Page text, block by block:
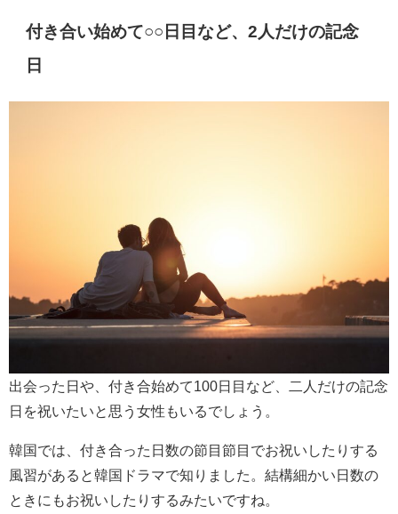
付き合い始めて○○日目など、2人だけの記念
日
出会った日や、付き合始めて100日目など、二人だけの記念
日を祝いたいと思う女性もいるでしょう。
韓国では、付き合った日数の節目節目でお祝いしたりする
風習があると韓国ドラマで知りました。結構細かい日数の
ときにもお祝いしたりするみたいですね。